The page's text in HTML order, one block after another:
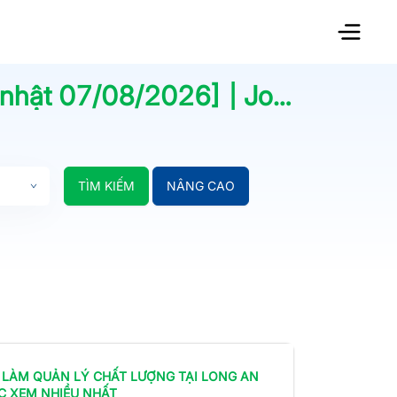
07/08/2026] | Jobsnew.vn
TÌM KIẾM NÂNG CAO
QUẢN LÝ CHẤT LƯỢNGTẠI LONG AN
XEM NHIỀU NHẤT